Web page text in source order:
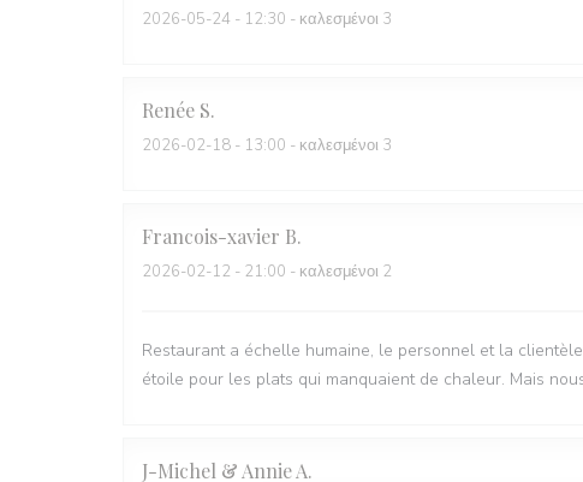
2026-05-24 - 12:30 - καλεσμένοι 3
Renée S
2026-02-18 - 13:00 - καλεσμένοι 3
Francois-xavier B
2026-02-12 - 21:00 - καλεσμένοι 2
Restaurant a échelle humaine, le personnel et la
étoile pour les plats qui manquaient de chaleur. Mais
J-Michel & AnnieA